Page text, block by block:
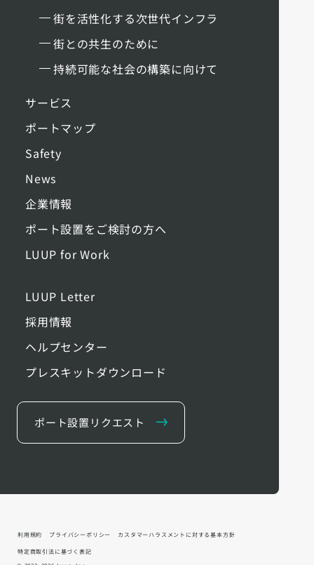
街を活性化する次世代インフラ
街との共生のために
持続可能な社会の構築に向けて
サービス
ポートマップ
Safety
News
企業情報
ポート設置をご検討の方へ
LUUP for Work
LUUP Letter
採用情報
ヘルプセンター
プレスキットダウンロード
ポート設置リクエスト
利用規約 プライバシーポリシー カスタマーハラスメントに対する基本方針
特定商取引法に基づく表記